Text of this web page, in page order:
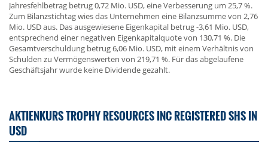
Jahresfehlbetrag betrug 0,72 Mio. USD, eine Verbesserung um 25,7 %.
Zum Bilanzstichtag wies das Unternehmen eine Bilanzsumme von 2,76
Mio. USD aus. Das ausgewiesene Eigenkapital betrug -3,61 Mio. USD,
entsprechend einer negativen Eigenkapitalquote von 130,71 %. Die
Gesamtverschuldung betrug 6,06 Mio. USD, mit einem Verhältnis von
Schulden zu Vermögenswerten von 219,71 %. Für das abgelaufene
Geschäftsjahr wurde keine Dividende gezahlt.
AKTIENKURS TROPHY RESOURCES INC REGISTERED SHS IN
USD